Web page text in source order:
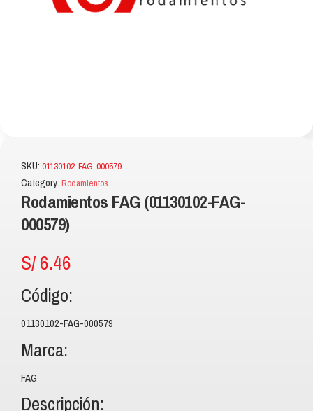
SKU: 01130102-FAG-000579
Category: Rodamientos
Rodamientos FAG (01130102-FAG-
000579)
S/6.46
Código:
01130102-FAG-000579
Marca:
FAG